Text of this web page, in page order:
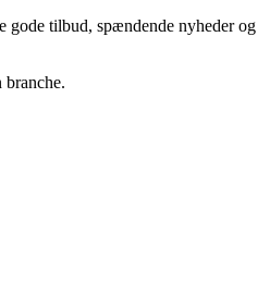
gode tilbud, spændende nyheder og